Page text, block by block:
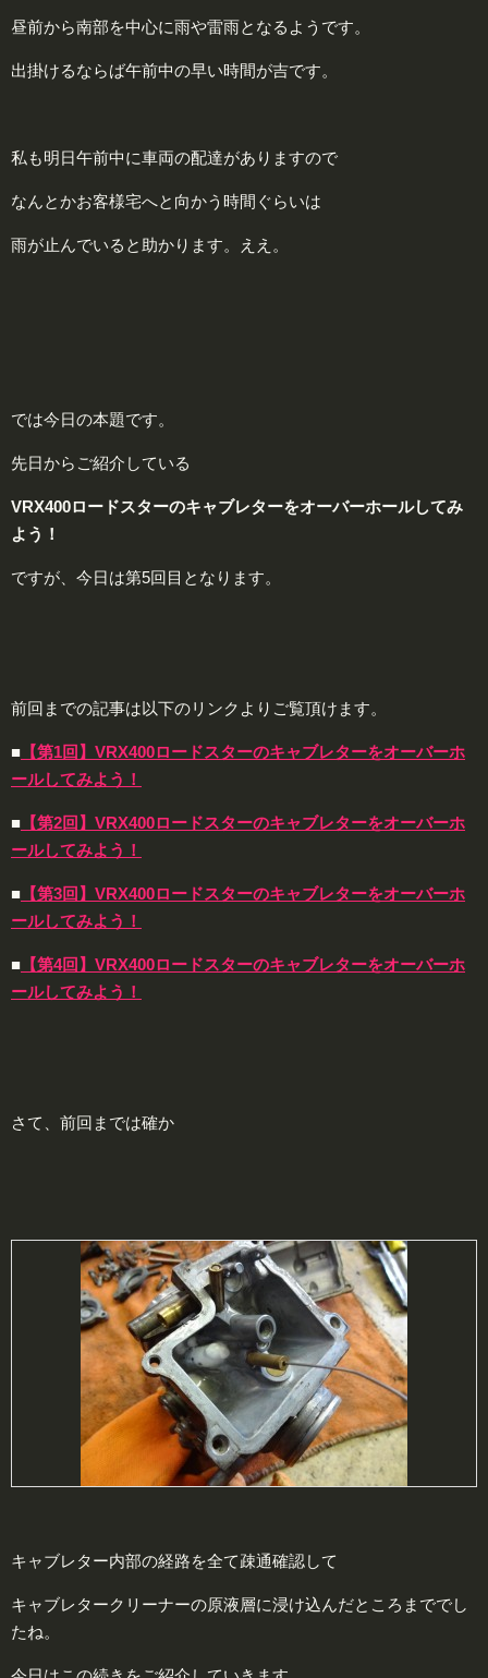
昼前から南部を中心に雨や雷雨となるようです。
出掛けるならば午前中の早い時間が吉です。
私も明日午前中に車両の配達がありますので
なんとかお客様宅へと向かう時間ぐらいは
雨が止んでいると助かります。ええ。
では今日の本題です。
先日からご紹介している
VRX400ロードスターのキャブレターをオーバーホールしてみ
よう！
ですが、今日は第5回目となります。
前回までの記事は以下のリンクよりご覧頂けます。
■ 【第1回】VRX400ロードスターのキャブレターをオーバーホ
ールしてみよう！
■ 【第2回】VRX400ロードスターのキャブレターをオーバーホ
ールしてみよう！
■ 【第3回】VRX400ロードスターのキャブレターをオーバーホ
ールしてみよう！
■ 【第4回】VRX400ロードスターのキャブレターをオーバーホ
ールしてみよう！
さて、前回までは確か
キャブレター内部の経路を全て疎通確認して
キャブレタークリーナーの原液層に浸け込んだところまででし
たね。